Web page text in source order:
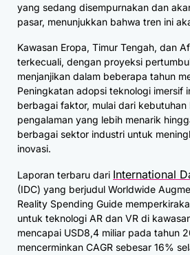
yang sedang disempurnakan dan
pasar, menunjukkan bahwa tren ini
Kawasan Eropa, Timur Tengah, dan
terkecuali, dengan proyeksi
menjanjikan dalam beberapa tahun
Peningkatan adopsi teknologi imersif
berbagai faktor, mulai dari kebutuhan
pengalaman yang lebih menarik
berbagai sektor industri untuk
inovasi.
Laporan terbaru dari International
(IDC) yang berjudul Worldwide
Reality Spending Guide
untuk teknologi AR dan VR di
mencapai USD8,4 miliar pada tahun
mencerminkan CAGR sebesar 16%